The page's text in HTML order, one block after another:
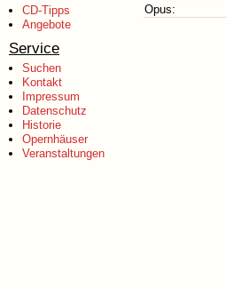
CD-Tipps
Angebote
Service
Suchen
Kontakt
Impressum
Datenschutz
Historie
Opernhäuser
Veranstaltungen
Opus: